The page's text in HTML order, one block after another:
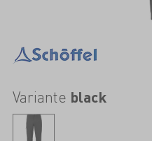
Variante black